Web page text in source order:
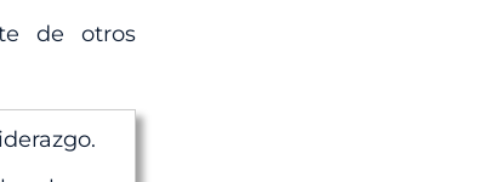
de otros